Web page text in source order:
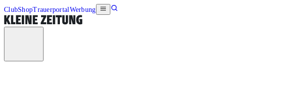
ClubShopTrauerportalWerbung